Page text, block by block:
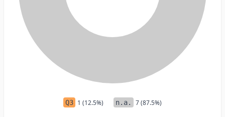
Q3 1 (12.5%) n.a. 7 (87.5%)